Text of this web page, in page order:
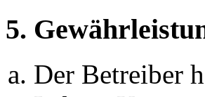
5.
Der Betreiber